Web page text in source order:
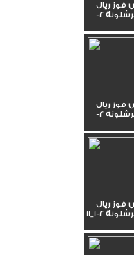
فوز ريال
مدريد على برشلونة 2-
فوز ريال
مدريد على برشلونة 2-
فوز ريال
2-1_11